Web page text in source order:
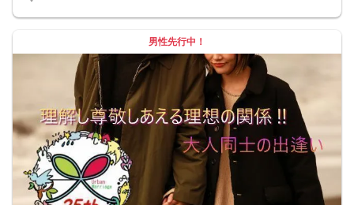
男性先行中！